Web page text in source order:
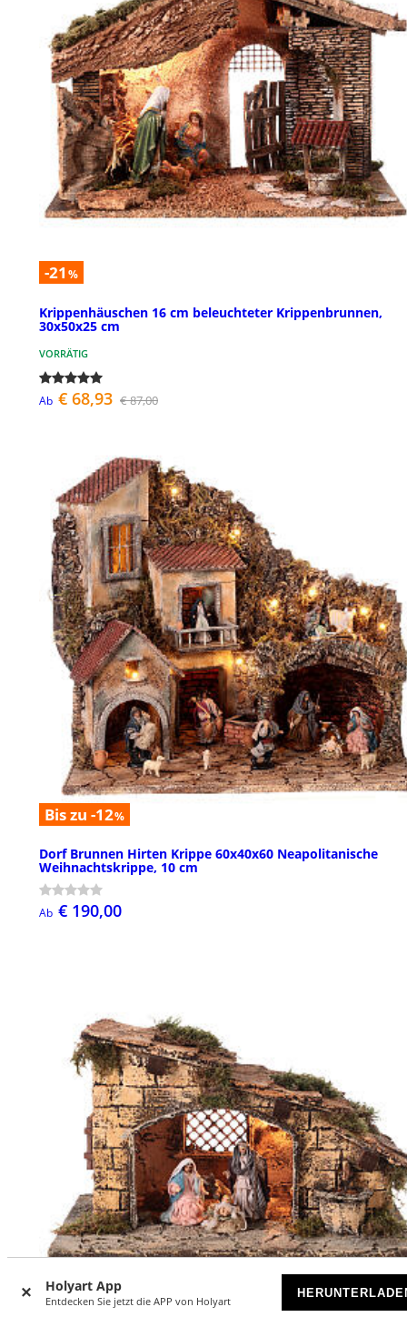
Holyart App
Entdecken Sie jetzt die APP von Holyart
-21 %
Krippenhäuschen 16 cm beleuchteter Krippenbrunnen,
30x50x25 cm
VORRÄTIG
Ab € 68,93 € 87,00
Bis zu -12%
Dorf Brunnen Hirten Krippe 60x40x60 Neapolitanische
Weihnachtskrippe, 10 cm
Ab € 190,00